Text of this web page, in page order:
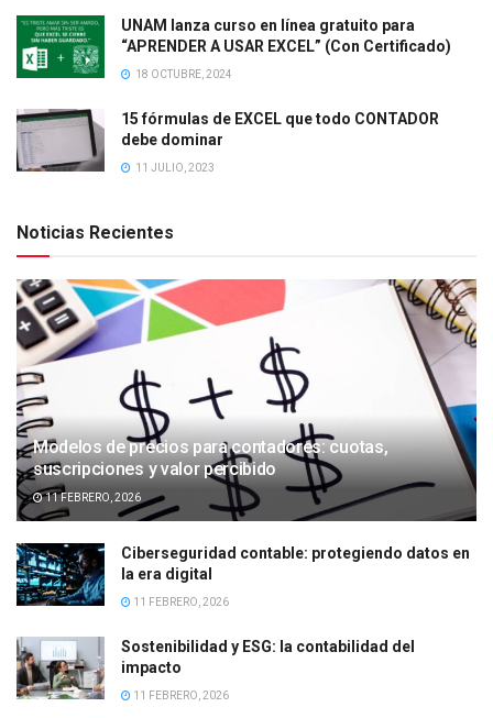
UNAM lanza curso en línea gratuito para
“APRENDER A USAR EXCEL” (Con Certificado)
18 OCTUBRE, 2024
15 fórmulas de EXCEL que todo CONTADOR
debe dominar
11 JULIO, 2023
Noticias Recientes
Modelos de precios para contadores: cuotas,
suscripciones y valor percibido
11 FEBRERO, 2026
Ciberseguridad contable: protegiendo datos en
la era digital
11 FEBRERO, 2026
Sostenibilidad y ESG: la contabilidad del
impacto
11 FEBRERO, 2026